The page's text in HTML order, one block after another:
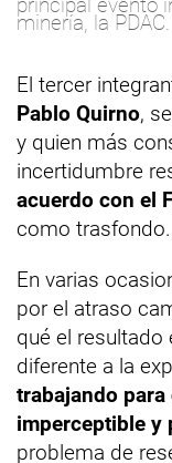
minería, la PDAC.
El tercer
Pablo Quirno,
y quien más
incertidumbre
acuerdo con el
como trasfondo.
En varias
por el atraso
qué el
diferente a la
trabajando
imperceptible y
problema de